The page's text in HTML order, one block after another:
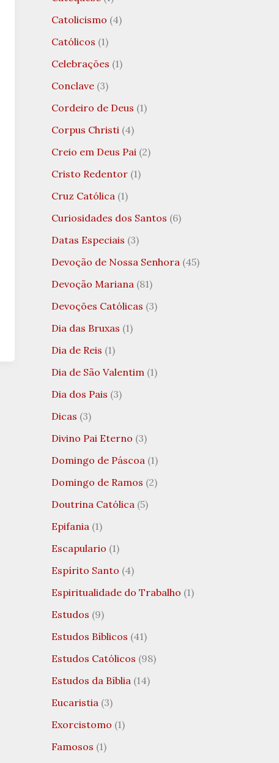
Catolicismo (4)
Católicos (1)
Celebrações (1)
Conclave (3)
Cordeiro de Deus (1)
Corpus Christi (4)
Creio em Deus Pai (2)
Cristo Redentor (1)
Cruz Católica (1)
Curiosidades dos Santos (6)
Datas Especiais (3)
Devoção de Nossa Senhora (45)
Devoção Mariana (81)
Devoções Católicas (3)
Dia das Bruxas (1)
Dia de Reis (1)
Dia de São Valentim (1)
Dia dos Pais (3)
Dicas (3)
Divino Pai Eterno (3)
Domingo de Páscoa (1)
Domingo de Ramos (2)
Doutrina Católica (5)
Epifania (1)
Escapulario (1)
Espírito Santo (4)
Espiritualidade do Trabalho (1)
Estudos (9)
Estudos Bíblicos (41)
Estudos Católicos (98)
Estudos da Bíblia (14)
Eucaristia (3)
Exorcistomo (1)
Famosos (1)